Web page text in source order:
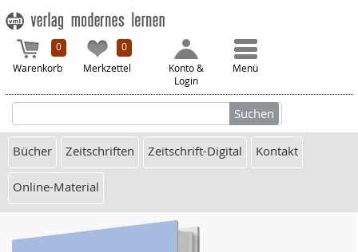
0
Warenkorb
0
Merkzettel
Konto &
Login
Menü
Bücher Zeitschriften Zeitschrift-Digital Kontakt
Online-Material